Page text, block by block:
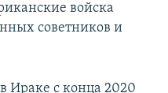
войска
советников и
Ираке с конца 2020